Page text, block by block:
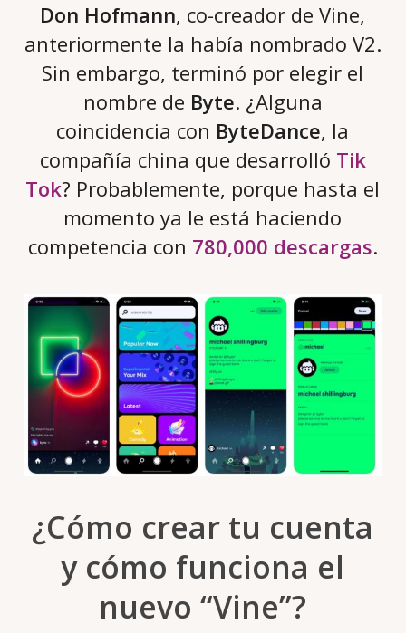
Don Hofmann, co-creador de Vine,
anteriormente la había nombrado V2.
Sin embargo, terminó por elegir el
nombre de Byte. ¿Alguna
coincidencia con ByteDance, la
compañía china que desarrolló Tik
Tok? Probablemente, porque hasta el
momento ya le está haciendo
competencia con 780,000 descargas.
¿Cómo crear tu cuenta
y cómo funciona el
nuevo “Vine”?